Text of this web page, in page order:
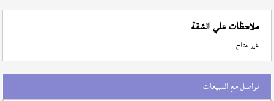
ملاحظات علي الشقة
غير متاح
تواصل مع المبيعات